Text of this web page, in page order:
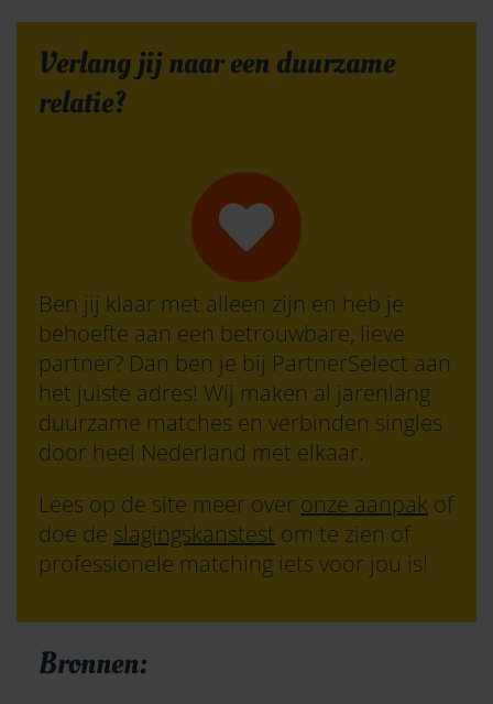
Verlang jij naar een duurzame
relatie?
Ben jij klaar met alleen zijn en heb je
behoefte aan een betrouwbare, lieve
partner? Dan ben je bij PartnerSelect aan
het juiste adres! Wij maken al jarenlang
duurzame matches en verbinden singles
door heel Nederland met elkaar.
Lees op de site meer over onze aanpak of
doe de slagingskanstest om te zien of
professionele matching iets voor jou is!
Bronnen: